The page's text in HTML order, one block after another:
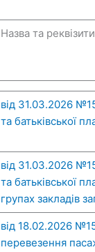
Назва та
від 31.03.2026
та батьківської
від 31.03.2026
та батьківської
групах закладів
від 18.02.2026
перевезення